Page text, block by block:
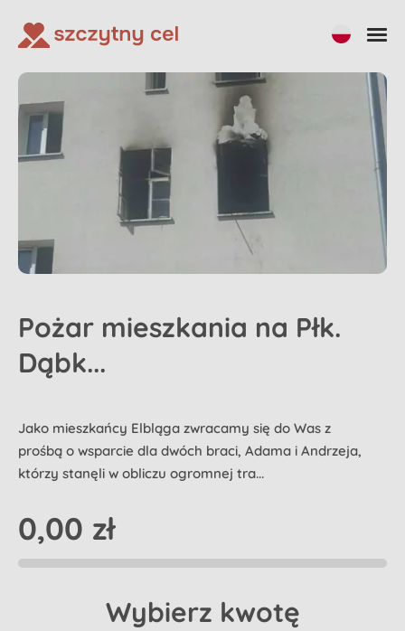
Pożar mieszkania na Płk.
Dąbk...
Jako mieszkańcy Elbląga zwracamy się do Was z
prośbą o wsparcie dla dwóch braci, Adama i Andrzeja,
którzy stanęli w obliczu ogromnej tra...
0,00 zł
Wybierz kwotę